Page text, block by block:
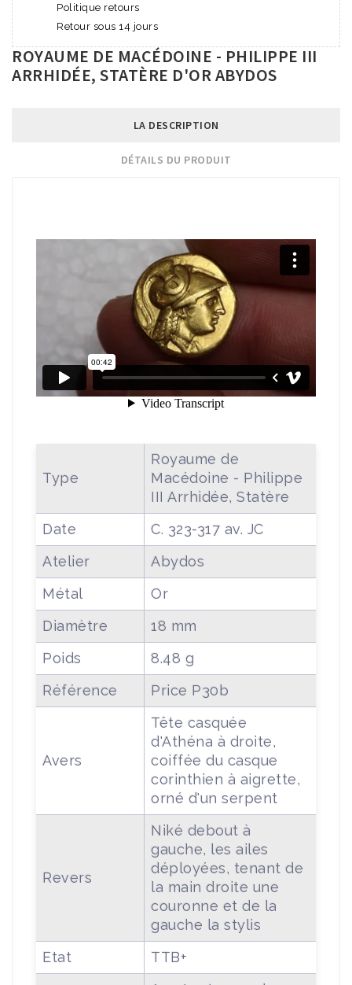
Politique retours
Retour sous 14 jours
ROYAUME DE MACÉDOINE - PHILIPPE III
ARRHIDÉE, STATÈRE D'OR ABYDOS
LA DESCRIPTION
DÉTAILS DU PRODUIT
Type
Royaume de
Macédoine - Philippe
III Arrhidée, Statère
Date
C. 323-317 av. JC
Atelier
Abydos
Métal
Or
Diamètre
18 mm
Poids
8.48 g
Référence
Price P30b
Avers
Tête casquée
d'Athéna à droite,
coiffée du casque
corinthien à aigrette,
orné d'un serpent
Revers
Niké debout à
gauche, les ailes
déployées, tenant de
la main droite une
couronne et de la
gauche la stylis
Etat
TTB+